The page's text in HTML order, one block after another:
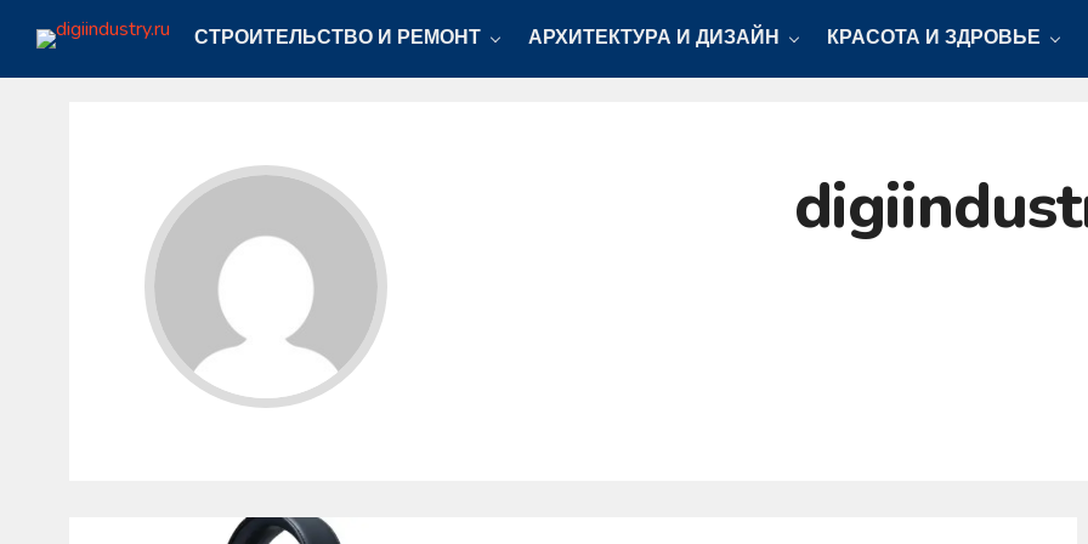
СТРОИТЕЛЬСТВО И РЕМОНТ АРХИТЕКТУРА И ДИЗАЙН КРАСОТА И ЗДРОВЬЕ